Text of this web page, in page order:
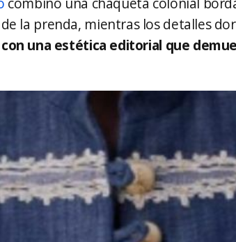
la prenda, mientras los detalles
una estética editorial que